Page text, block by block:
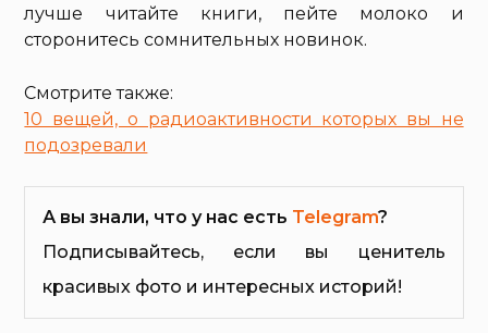
лучше читайте книги, пейте молоко и
сторонитесь сомнительных новинок.
Смотрите также:
10 вещей, о радиоактивности которых вы не
подозревали
А вы знали, что у нас есть Telegram?
Подписывайтесь, если вы ценитель
красивых фото и интересных историй!